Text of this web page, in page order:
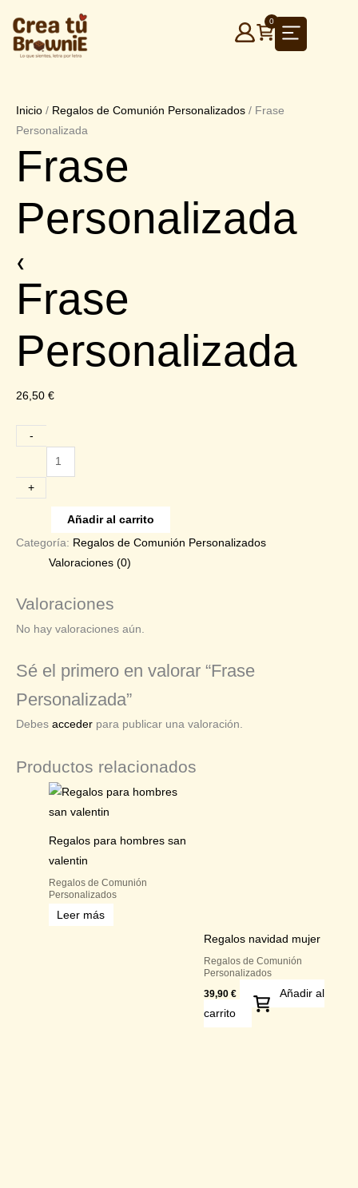
contenido
0
Inicio / Regalos de Comunión Personalizados / Frase
Personalizada
Frase
Personalizada
❮
Frase
Personalizada
26,50 €
-
Personalizada
cantidad
+
Añadir al carrito
Categoría: Regalos de Comunión Personalizados
Valoraciones (0)
Valoraciones
No hay valoraciones aún.
Sé el primero en valorar “Frase
Personalizada”
Debes acceder para publicar una valoración.
Productos relacionados
Regalos para hombres san
valentin
Regalos de Comunión
Personalizados
Leer más
Regalos navidad mujer
Regalos de Comunión
Personalizados
39,90 €
Añadir al
carrito